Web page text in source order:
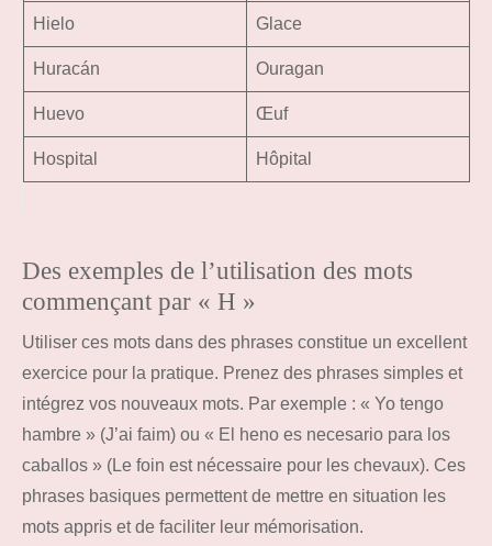
Hielo Glace
Huracán Ouragan
Huevo Œuf
Hospital Hôpital
Des exemples de l’utilisation des mots
commençant par « H »
Utiliser ces mots dans des phrases constitue un excellent
exercice pour la pratique. Prenez des phrases simples et
intégrez vos nouveaux mots. Par exemple : « Yo tengo
hambre » (J’ai faim) ou « El heno es necesario para los
caballos » (Le foin est nécessaire pour les chevaux). Ces
phrases basiques permettent de mettre en situation les
mots appris et de faciliter leur mémorisation.